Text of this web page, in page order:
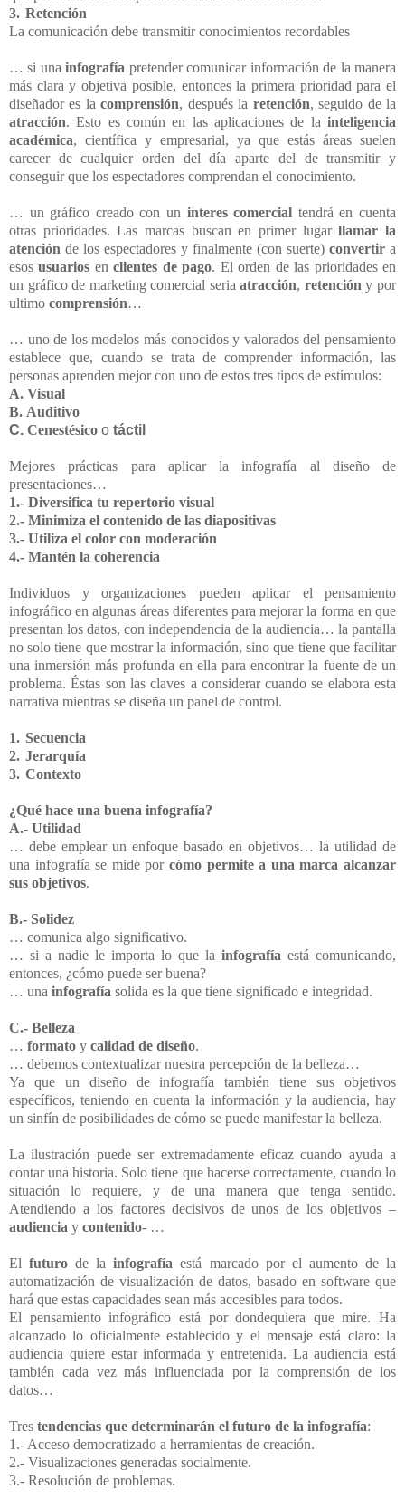
3. Retención
La comunicación debe transmitir conocimientos recordables
… si unainfografía pretender comunicar información de la manera
más clara y objetiva posible, entonces la primera prioridad para el
diseñador es lacomprensión, después la retención, seguido de la
atracción. Esto es común en las aplicaciones de la inteligencia
académica, científica y empresarial, ya que estás áreas suelen
carecer de cualquier orden del día aparte del de transmitir y
conseguir que los espectadores comprendan el conocimiento.
… un gráfico creado con un interes comercial tendrá en cuenta
otras prioridades. Las marcas buscan en primer lugarllamar la
atención de los espectadores y finalmente (con suerte) convertir a
esosusuarios enclientes de pago. El orden de las prioridades en
un gráfico de marketing comercial seriaatracción, retención y por
ultimo comprensión…
… uno de los modelos más conocidos y valorados del pensamiento
establece que, cuando se trata de comprender información, las
personas aprenden mejor con uno de estos tres tipos de estímulos:
A. Visual
B. Auditivo
C. Cenestésico o táctil
Mejores prácticas para aplicar la infografía al diseño de
presentaciones…
1.- Diversifica tu repertorio visual
2.- Minimiza el contenido de las diapositivas
3.- Utiliza el color con moderación
4.- Mantén la coherencia
Individuos y organizaciones pueden aplicar el pensamiento
infográfico en algunas áreas diferentes para mejorar la forma en que
presentan los datos, con independencia de la audiencia… la pantalla
no solo tiene que mostrar la información, sino que tiene que facilitar
una inmersión más profunda en ella para encontrar la fuente de un
problema. Éstas son las claves a considerar cuando se elabora esta
narrativa mientras se diseña un panel de control.
1. Secuencia
2. Jerarquía
3. Contexto
¿Qué hace una buena infografía?
A.- Utilidad
… debe emplear un enfoque basado en objetivos… la utilidad de
una infografía se mide por cómo permite a una marca alcanzar
sus objetivos.
B.- Solidez
… comunica algo significativo.
… si a nadie le importa lo que la infografía está comunicando,
entonces, ¿cómo puede ser buena?
… una infografía solida es la que tiene significado e integridad.
C.- Belleza
… formato y calidad de diseño.
… debemos contextualizar nuestra percepción de la belleza…
Ya que un diseño de infografía también tiene sus objetivos
específicos, teniendo en cuenta la información y la audiencia, hay
un sinfín de posibilidades de cómo se puede manifestar la belleza.
La ilustración puede ser extremadamente eficaz cuando ayuda a
contar una historia. Solo tiene que hacerse correctamente, cuando lo
situación lo requiere, y de una manera que tenga sentido.
Atendiendo a los factores decisivos de unos de los objetivos –
audiencia y contenido- …
Elfuturo de lainfografía está marcado por el aumento de la
automatización de visualización de datos, basado en software que
hará que estas capacidades sean más accesibles para todos.
El pensamiento infográfico está por dondequiera que mire. Ha
alcanzado lo oficialmente establecido y el mensaje está claro: la
audiencia quiere estar informada y entretenida. La audiencia está
también cada vez más influenciada por la comprensión de los
datos…
Tres tendencias que determinarán el futuro de la infografía:
1.- Acceso democratizado a herramientas de creación.
2.- Visualizaciones generadas socialmente.
3.- Resolución de problemas.